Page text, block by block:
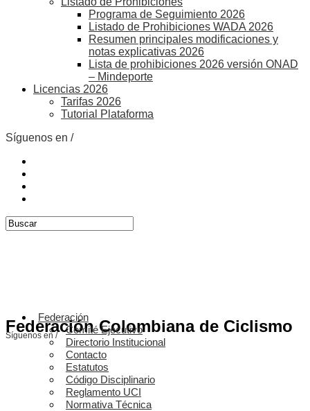
Programa de Seguimiento 2026
Listado de Prohibiciones WADA 2026
Resumen principales modificaciones y
notas explicativas 2026
Lista de prohibiciones 2026 versión ONAD
– Mindeporte
Licencias 2026
Tarifas 2026
Tutorial Plataforma
Síguenos en /
Federación Colombiana de Ciclismo
Síguenos en /
Federación
Comité Ejecutivo
Directorio Institucional
Contacto
Estatutos
Código Disciplinario
Reglamento UCI
Normativa Técnica